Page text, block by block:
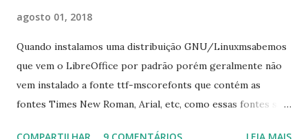
agosto 01, 2018
Quando instalamos uma distribuição GNU/Linuxmsabemos
que vem o LibreOffice por padrão porém geralmente não
vem instalado a fonte ttf-mscorefonts que contém as
fontes Times New Roman, Arial, etc, como essas fontes são